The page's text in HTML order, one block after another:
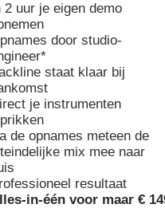
2 uur je eigen demo
door studio-
staat klaar bij
je instrumenten
de opnames meteen de
mix mee naar
resultaat
in-één voor maar €